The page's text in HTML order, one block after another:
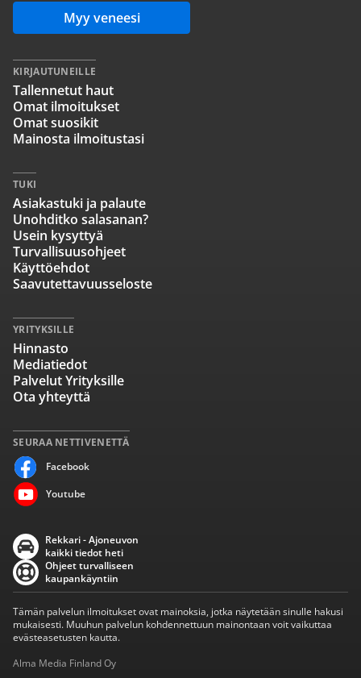
Myy veneesi
SEURAA NETTIVENETTÄ
Facebook
Youtube
KIRJAUTUNEILLE
Tallennetut haut
Omat ilmoitukset
Omat suosikit
Mainosta ilmoitustasi
TUKI
Asiakastuki ja palaute
Unohditko salasanan?
Usein kysyttyä
Turvallisuusohjeet
Käyttöehdot
Saavutettavuusseloste
YRITYKSILLE
Hinnasto
Mediatiedot
Palvelut Yrityksille
Ota yhteyttä
Rekkari - Ajoneuvon
kaikki tiedot heti
Ohjeet turvalliseen
kaupankäyntiin
Tämän palvelun ilmoitukset ovat mainoksia, jotka näytetään sinulle hakusi
mukaisesti. Muuhun palvelun kohdennettuun mainontaan voit vaikuttaa
evästeasetusten kautta.
Alma Media Finland Oy